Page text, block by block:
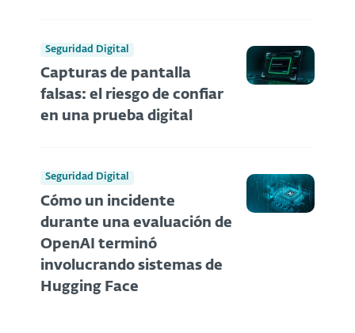
Seguridad Digital
Capturas de pantalla
falsas: el riesgo de confiar
en una prueba digital
Seguridad Digital
Cómo un incidente
durante una evaluación de
OpenAI terminó
involucrando sistemas de
Hugging Face